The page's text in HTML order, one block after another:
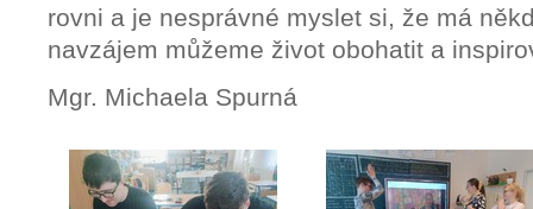
rovni a je nesprávné myslet si, že má
navzájem můžeme život obohatit a
Mgr. Michaela Spurná